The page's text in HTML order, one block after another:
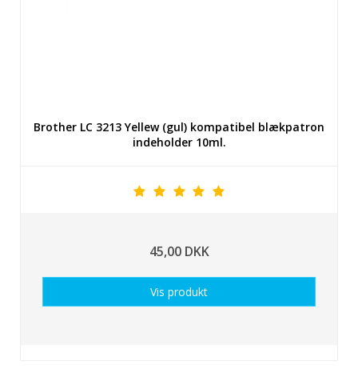
Brother LC 3213 Yellew (gul) kompatibel blækpatron
indeholder 10ml.
45,00 DKK
Vis produkt